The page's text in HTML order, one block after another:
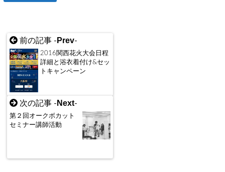
前の記事 - Prev-
2016関西花火大会日程
詳細と浴衣着付け&セッ
トキャンペーン
次の記事 - Next-
第２回オークボカット
セミナー講師活動